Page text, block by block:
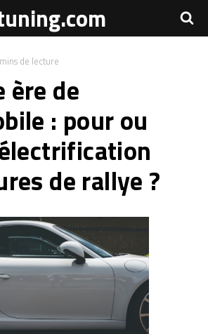
de lecture
ère de
: pour ou
de rallye ?